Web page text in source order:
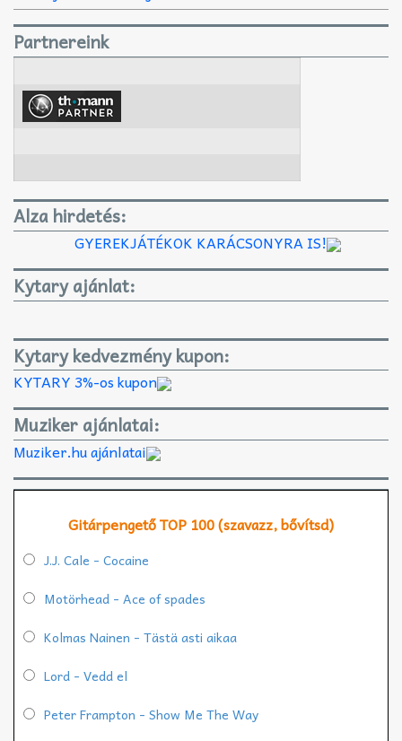
Partnereink
Alza hirdetés:
GYEREKJÁTÉKOK KARÁCSONYRA IS!
Kytary ajánlat:
Kytary kedvezmény kupon:
KYTARY 3%-os kupon
Muziker ajánlatai:
Muziker.hu ajánlatai
Gitárpengető TOP 100 (szavazz, bővítsd)
J.J. Cale - Cocaine
Motörhead - Ace of spades
Kolmas Nainen - Tästä asti aikaa
Lord - Vedd el
Peter Frampton - Show Me The Way